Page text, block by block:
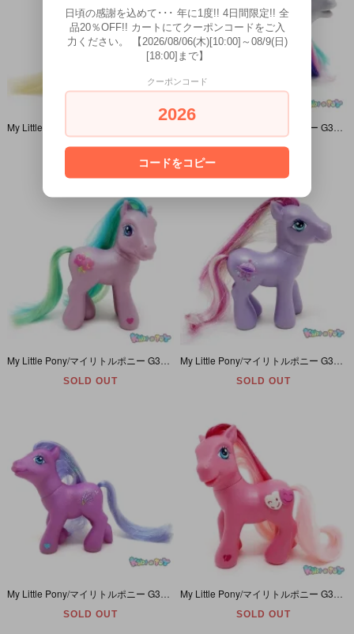
SOLD OUT SOLD OUT
SOLD OUT SOLD OUT
SOLD OUT SOLD OUT
日頃の感謝を込めて･･･ 年に1度!! 4日間限定!! 全
品20％OFF!! カートにてクーポンコードをご入
力ください。 【2026/08/06(木)[10:00]～08/9(日)
[18:00]まで】
クーポンコード
2026
コードをコピー